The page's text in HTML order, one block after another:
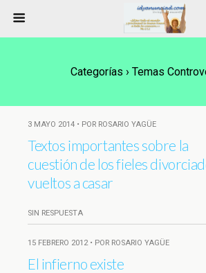
Categorías › Temas
3 MAYO 2014 • POR ROSARIO YAGÜE
Textos importantes sobre la
cuestión de los fieles
vueltos a casar
SIN RESPUESTA
15 FEBRERO 2012 • POR ROSARIO YAGÜE
El infierno existe